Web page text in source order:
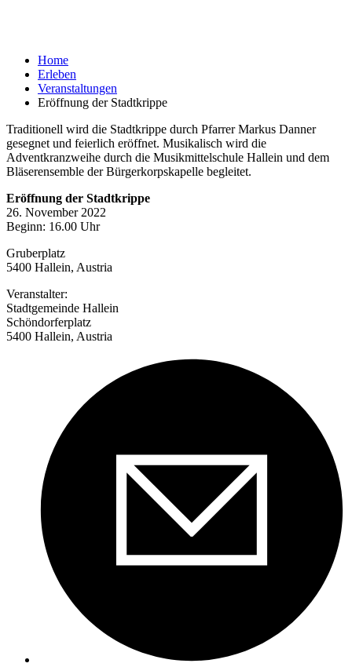
Home
Erleben
Veranstaltungen
Eröffnung der Stadtkrippe
Traditionell wird die Stadtkrippe durch Pfarrer Markus Danner
gesegnet und feierlich eröffnet. Musikalisch wird die
Adventkranzweihe durch die Musikmittelschule Hallein und dem
Bläserensemble der Bürgerkorpskapelle begleitet.
Eröffnung der Stadtkrippe
26. November 2022
Beginn: 16.00 Uhr
Gruberplatz
5400 Hallein, Austria
Veranstalter:
Stadtgemeinde Hallein
Schöndorferplatz
5400 Hallein, Austria